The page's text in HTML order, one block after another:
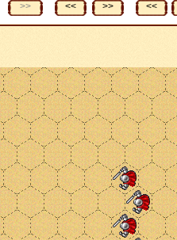
>> << >> <<